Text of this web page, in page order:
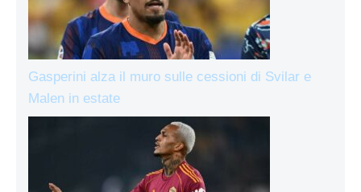
Gasperini alza il muro sulle cessioni di Svilar e
Malen in estate